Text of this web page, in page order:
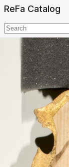
ReFa Catalog